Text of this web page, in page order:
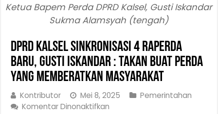
Ketua Bapem Perda DPRD Kalsel, Gusti Iskandar
Sukma Alamsyah (tengah)
DPRD Kalsel Sinkronisasi 4 Raperda
Baru, Gusti Iskandar : Takan Buat Perda
Yang Memberatkan Masyarakat
Kontributor Mei 8, 2025
Pemerintahan
Komentar Dinonaktifkan